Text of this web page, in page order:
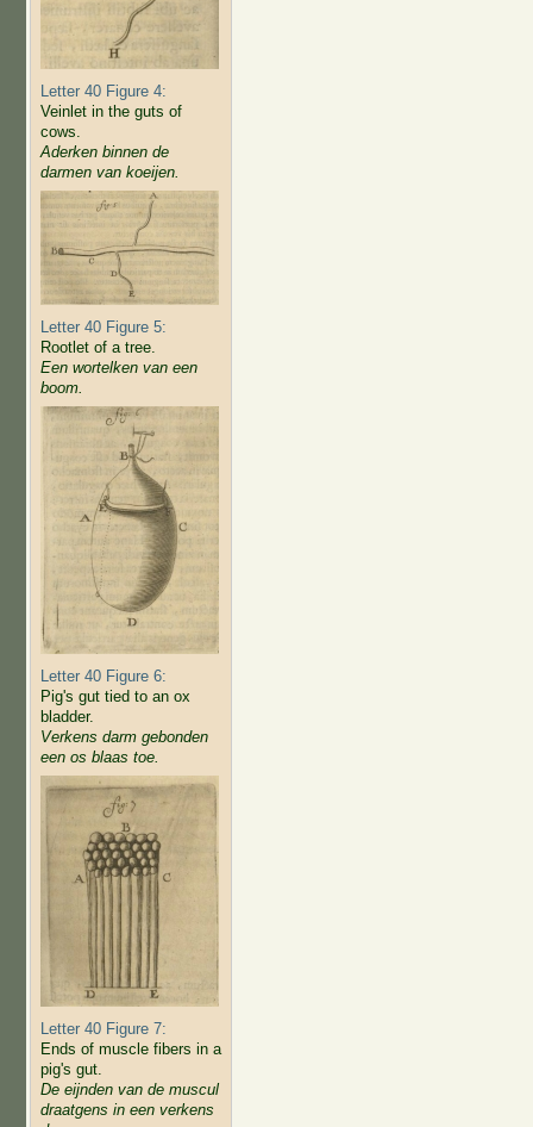
Letter 40 Figure 4:
Veinlet in the guts of
cows.
Aderken binnen de
darmen van koeijen.
Letter 40 Figure 5:
Rootlet of a tree.
Een wortelken van een
boom.
Letter 40 Figure 6:
Pig's gut tied to an ox
bladder.
Verkens darm gebonden
een os blaas toe.
Letter 40 Figure 7:
Ends of muscle fibers in a
pig's gut.
De eijnden van de muscul
draatgens in een verkens